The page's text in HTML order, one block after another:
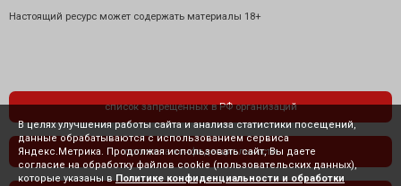
Настоящий ресурс может содержать материалы 18+
список запрещенных в РФ организаций
политика конфиденциальности
В целях улучшения работы сайта и анализа статистики посещений,
данные обрабатываются с использованием сервиса
Яндекс.Метрика. Продолжая использовать сайт, Вы даете
согласие на обработку файлов cookie (пользовательских данных),
которые указаны в Политике конфиденциальности и обработки